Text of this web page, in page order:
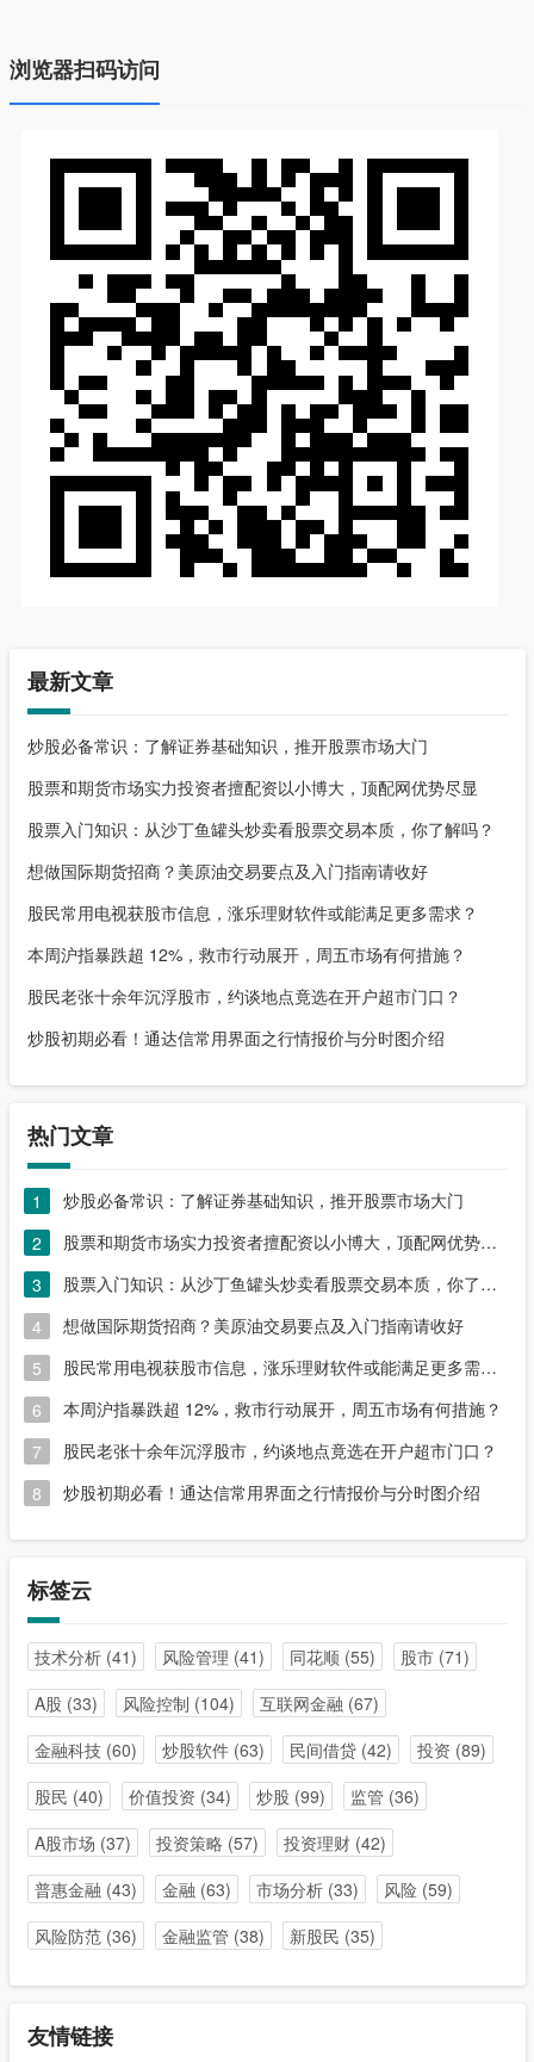
浏览器扫码访问
最新文章
炒股必备常识：了解证券基础知识，推开股票市场大门
股票和期货市场实力投资者擅配资以小博大，顶配网优势尽显
股票入门知识：从沙丁鱼罐头炒卖看股票交易本质，你了解吗？
想做国际期货招商？美原油交易要点及入门指南请收好
股民常用电视获股市信息，涨乐理财软件或能满足更多需求？
本周沪指暴跌超 12%，救市行动展开，周五市场有何措施？
股民老张十余年沉浮股市，约谈地点竟选在开户超市门口？
炒股初期必看！通达信常用界面之行情报价与分时图介绍
热门文章
1
炒股必备常识：了解证券基础知识，推开股票市场大门
2
股票和期货市场实力投资者擅配资以小博大，顶配网优势尽显
3
股票入门知识：从沙丁鱼罐头炒卖看股票交易本质，你了解吗？
4
想做国际期货招商？美原油交易要点及入门指南请收好
5
股民常用电视获股市信息，涨乐理财软件或能满足更多需求？
6
本周沪指暴跌超 12%，救市行动展开，周五市场有何措施？
7
股民老张十余年沉浮股市，约谈地点竟选在开户超市门口？
8
炒股初期必看！通达信常用界面之行情报价与分时图介绍
标签云
技术分析(41) 风险管理 (41) 同花顺(55) 股市(71)
A股 (33) 风险控制 (104) 互联网金融 (67)
金融科技(60) 炒股软件(63) 民间借贷(42) 投资 (89)
股民 (40) 价值投资 (34) 炒股 (99) 监管 (36)
A股市场 (37) 投资策略 (57) 投资理财(42)
普惠金融 (43) 金融 (63) 市场分析(33) 风险(59)
风险防范(36) 金融监管 (38) 新股民 (35)
友情链接